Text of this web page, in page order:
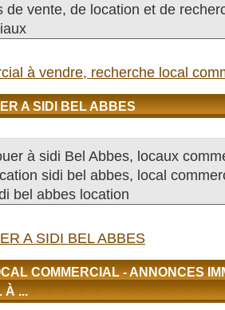
de vente, de location et de
à vendre, recherche local
A SIDI BEL ABBES
à sidi Bel Abbes, locaux
sidi bel abbes, local
bel abbes location
A SIDI BEL ABBES
COMMERCIAL - ANNONCES
À ...